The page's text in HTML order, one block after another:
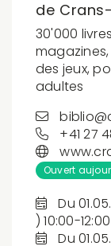
de
30'000
des jeux,
adultes
+41 27
Ouvert
Du
) 10:00-12:00
Du